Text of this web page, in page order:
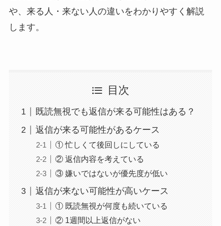
や、来る人・来ない人の違いをわかりやすく解説
します。
目次
既読無視でも返信が来る可能性はある？
返信が来る可能性があるケース
① 忙しくて後回しにしている
② 返信内容を考えている
③ 嫌いではないが優先度が低い
返信が来ない可能性が高いケース
① 既読無視が何度も続いている
② 1週間以上返信がない